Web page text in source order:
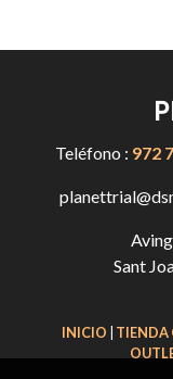
Teléfono : 972
Sant
INICIO TIENDA